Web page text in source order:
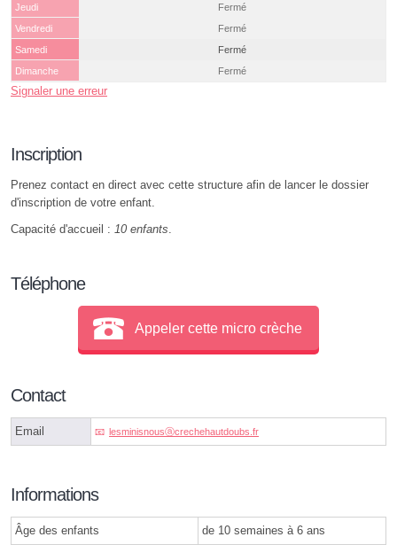
Jeudi
Fermé
Vendredi
Fermé
Samedi
Fermé
Dimanche
Fermé
Signaler une erreur
Inscription
Prenez contact en direct avec cette structure afin de lancer le dossier
d'inscription de votre enfant.
Capacité d'accueil : 10 enfants.
Téléphone
Appeler cette micro crèche
Contact
Email lesminisnousⓐcrechehautdoubs.fr
Informations
Âge des enfants de 10 semaines à 6 ans